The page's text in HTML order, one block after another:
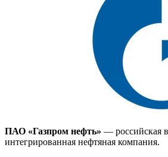
ПАО «Газпром нефть» — российская
интегрированная нефтяная компания.